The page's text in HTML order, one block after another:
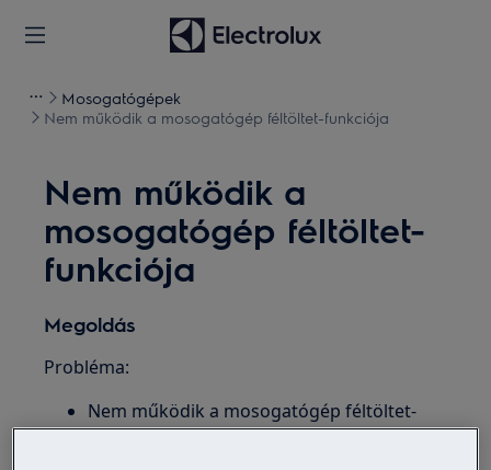
Mosogatógépek
Nem működik a mosogatógép féltöltet-funkciója
Nem működik a
mosogatógép féltöltet-
funkciója
Megoldás
Probléma:
Nem működik a mosogatógép féltöltet-
funkciója